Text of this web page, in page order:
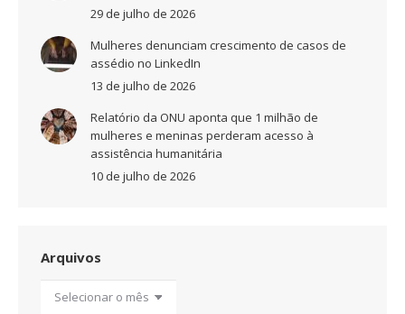
29 de julho de 2026
Mulheres denunciam crescimento de casos de
assédio no LinkedIn
13 de julho de 2026
Relatório da ONU aponta que 1 milhão de
mulheres e meninas perderam acesso à
assistência humanitária
10 de julho de 2026
Arquivos